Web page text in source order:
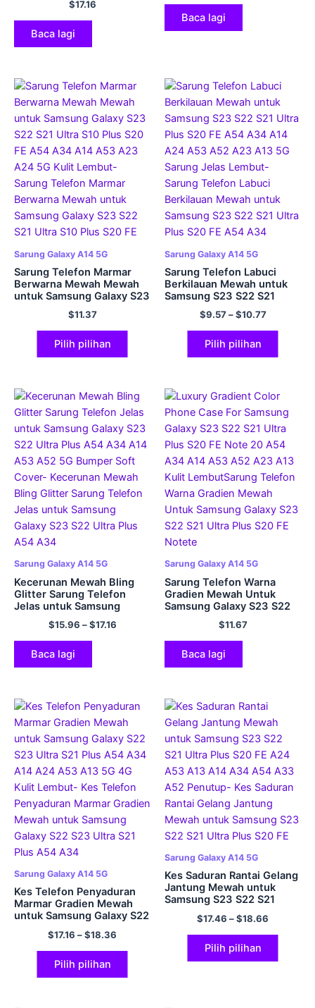
Ultra FE Plus A53 A52 A23
A13 A14 A34 A54 A32 5G
Kulit Lembut
$17.16
Baca lagi
Penutup Lembut Jelas
Baca lagi
Sarung Galaxy A14 5G
Sarung Telefon Marmar
Berwarna Mewah Mewah
untuk Samsung Galaxy S23
S22 S21 Ultra S10 Plus S20
FE A54 A34 A14 A53 A23
A24 5G Kulit Lembut
$11.37
Pilih pilihan
Sarung Galaxy A14 5G
Sarung Telefon Labuci
Berkilauan Mewah untuk
Samsung S23 S22 S21
Ultra Plus S20 FE A54 A34
A14 A24 A53 A52 A23
A13 5G Sarung Jelas
$9.57–$10.77
Pilih pilihan
Sarung Galaxy A14 5G
Kecerunan Mewah Bling
Glitter Sarung Telefon
Jelas untuk Samsung
Galaxy S23 S22 Ultra Plus
A54 A34 A14 A53 A52 5G
Bumper Soft Cover
$15.96 –$17.16
Baca lagi
Sarung Galaxy A14 5G
Sarung Telefon Warna
Gradien Mewah Untuk
Samsung Galaxy S23 S22
S21 Ultra Plus S20 FE Note
20 A54 A34 A14 A53 A52
A23 A13 Kulit Lembut
$11.67
Baca lagi
Sarung Galaxy A14 5G
Kes Telefon Penyaduran
Marmar Gradien Mewah
untuk Samsung Galaxy S22
S23 Ultra S21 Plus A54
A34 A14 A24 A53 A13 5G
4G Kulit Lembut
$17.16 –$18.36
Pilih pilihan
Sarung Galaxy A14 5G
Kes Saduran Rantai Gelang
Jantung Mewah untuk
Samsung S23 S22 S21
Ultra Plus S20 FE A24 A53
A13 A14 A34 A54 A33
A52 Penutup
$17.46 –$18.66
Pilih pilihan